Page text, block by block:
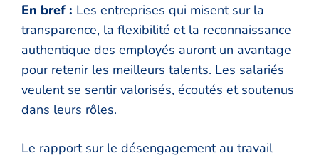
En bref : Les entreprises qui misent sur la
transparence, la flexibilité et la reconnaissance
authentique des employés auront un avantage
pour retenir les meilleurs talents. Les salariés
veulent se sentir valorisés, écoutés et soutenus
dans leurs rôles.
Le rapport sur le désengagement au travail